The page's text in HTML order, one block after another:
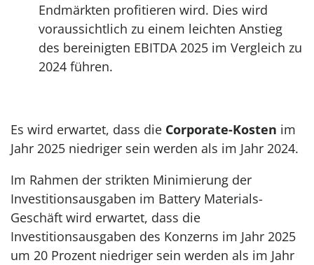
Endmärkten profitieren wird. Dies wird
voraussichtlich zu einem leichten Anstieg
des bereinigten EBITDA 2025 im Vergleich zu
2024 führen.
Es wird erwartet, dass die Corporate-Kosten im
Jahr 2025 niedriger sein werden als im Jahr 2024.
Im Rahmen der strikten Minimierung der
Investitionsausgaben im Battery Materials-
Geschäft wird erwartet, dass die
Investitionsausgaben des Konzerns im Jahr 2025
um 20 Prozent niedriger sein werden als im Jahr